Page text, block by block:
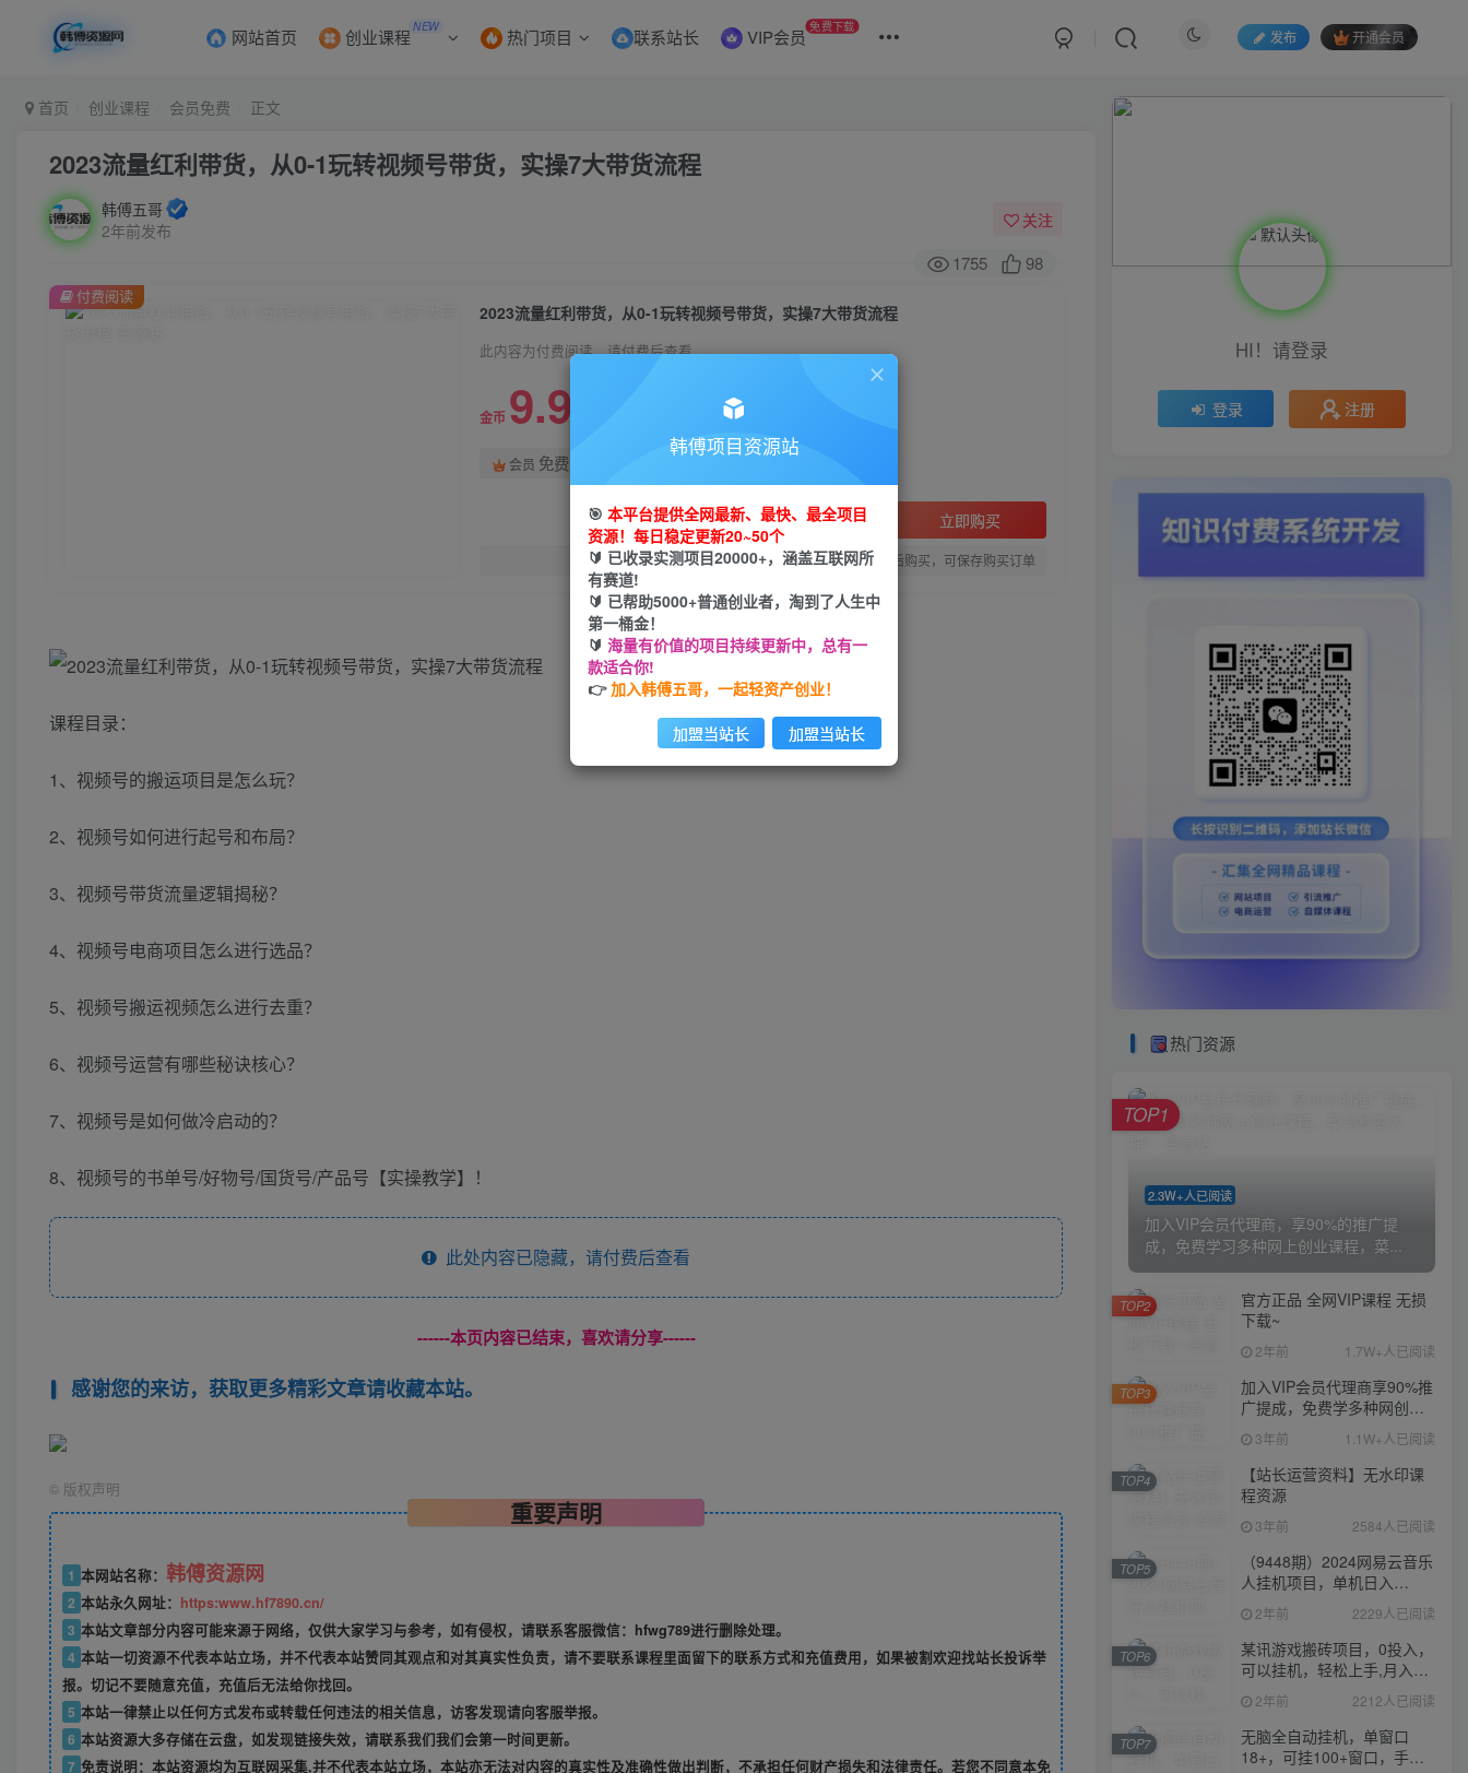
网站首页 创业课程 NEW 热门项目 联系站长 VIP会员 免费下载
发布 开通会员
首页 创业课程 会员免费 正文
2023流量红利带货，从0-1玩转视频号带货，实操7大带货流程
韩傅五哥
2年前发布
关注
1755 98
2023流量红利带货，从0-1玩转视频号带货，实操7大带货流程
此内容为付费阅读，请付费后查看
金币 9.9
会员 免费
立即购买
您当前未登录！建议登陆后购买，可保存购买订单
付费阅读
课程目录：
1、视频号的搬运项目是怎么玩？
2、视频号如何进行起号和布局？
3、视频号带货流量逻辑揭秘？
4、视频号电商项目怎么进行选品？
5、视频号搬运视频怎么进行去重？
6、视频号运营有哪些秘诀核心？
7、视频号是如何做冷启动的？
8、视频号的书单号/好物号/国货号/产品号【实操教学】！
此处内容已隐藏，请付费后查看
------本页内容已结束，喜欢请分享------
感谢您的来访，获取更多精彩文章请收藏本站。
© 版权声明
重要声明
1 本网站名称： 韩傅资源网
2 本站永久网址： https:www.hf7890.cn/
3 本站文章部分内容可能来源于网络，仅供大家学习与参考，如有侵权，请联系客服微信：hfwg789进行删除处理。
4 本站一切资源不代表本站立场，并不代表本站赞同其观点和对其真实性负责，请不要联系课程里面留下的联系方式和充值费用，如果被割欢迎找站长投诉举
报。切记不要随意充值，充值后无法给你找回。
5 本站一律禁止以任何方式发布或转载任何违法的相关信息，访客发现请向客服举报。
6 本站资源大多存储在云盘，如发现链接失效，请联系我们我们会第一时间更新。
7 免责说明：本站资源均为互联网采集,并不代表本站立场，本站亦无法对内容的真实性及准确性做出判断，不承担任何财产损失和法律责任。若您不同意本免
HI！请登录
登录 注册
热门资源
2.3W+人已阅读
加入VIP会员代理商，享90%的推广提
成，免费学习多种网上创业课程，菜...
TOP1
官方正品 全网VIP课程 无损
下载~
2年前 1.7W+人已阅读
TOP2
加入VIP会员代理商享90%推
广提成，免费学多种网创课
程，菜鸟秒变大神
3年前 1.1W+人已阅读
TOP3
【站长运营资料】无水印课
程资源
3年前 2584人已阅读
TOP4
（9448期）2024网易云音乐
人挂机项目，单机日入
150+，无脑月入5000+
2年前 2229人已阅读
TOP5
某讯游戏搬砖项目，0投入，
可以挂机，轻松上手,月入
3000+上不封顶
2年前 2212人已阅读
TOP6
无脑全自动挂机，单窗口
18+，可挂100+窗口，手机
TOP7
韩傅项目资源站
🎯 本平台提供全网最新、最快、最全项目
资源！每日稳定更新20~50个
🔰 已收录实测项目20000+，涵盖互联网所
有赛道!
🔰 已帮助5000+普通创业者，淘到了人生中
第一桶金！
🔰 海量有价值的项目持续更新中，总有一
款适合你!
👉加入韩傅五哥，一起轻资产创业！
加盟当站长 加盟当站长